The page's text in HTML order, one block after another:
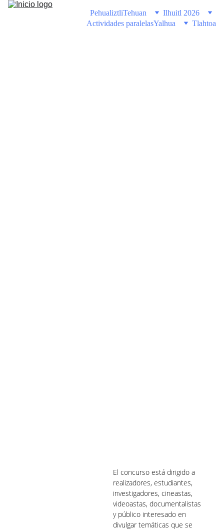
PehualiztliTehuan
Ilhuitl 2026
Actividades paralelasYalhua Tlahtoa
El concurso está dirigido a
realizadores, estudiantes,
investigadores, cineastas,
videoastas, documentalistas
y público interesado en
divulgar temáticas que se